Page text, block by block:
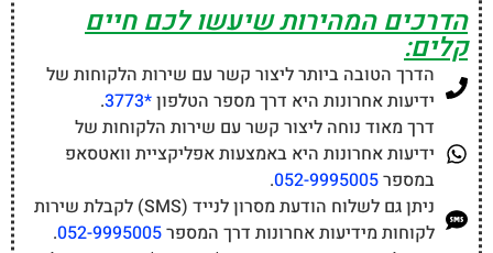
הדרכים המהירות שיעשו לכם חיים
קלים:
הדרך הטובה ביותר ליצור קשר עם שירות הלקוחות של
ידיעות אחרונות היא דרך מספר הטלפון*3773
.
דרך מאוד נוחה ליצור קשר עם שירות הלקוחות של
ידיעות אחרונות היא באמצעות אפליקציית וואטסאפ
במספר052-9995005
.
ניתן גם לשלוח הודעת מסרון לנייד (SMS) לקבלת שירות
לקוחות מידיעות אחרונות דרך המספר052-9995005
.